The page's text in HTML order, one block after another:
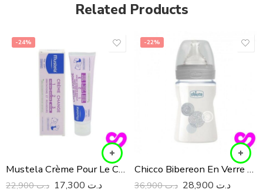
Related Products
-24%
Mustela Crème Pour Le Change 50Ml
د.ت22,900 د.ت
-22%
Chicco Bibereon En Verre Gris 150 ML
د.ت36,900 د.ت